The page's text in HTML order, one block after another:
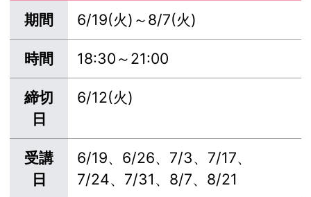
期間 6/19(火)～8/7(火)
時間 18:30～21:00
締切
日
6/12(火)
受講
日
6/19、6/26、7/3、7/17、
7/24、7/31、8/7、8/21